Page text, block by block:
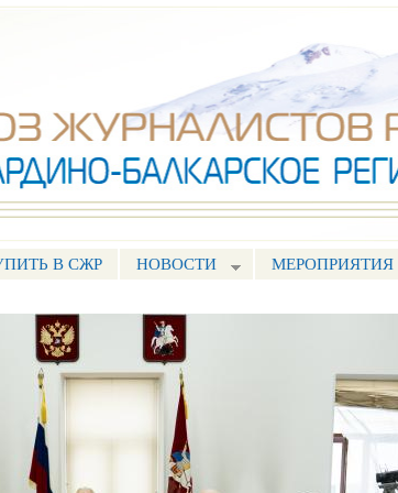
Перейти к
В СЖР НОВОСТИ МЕРОПРИЯТИЯ